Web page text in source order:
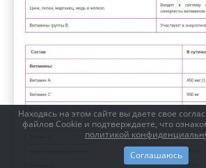
Находясь на этом сайте вы даете свое
файлов Cookie и подтверждаете, что
политикой
Соглашаюсь